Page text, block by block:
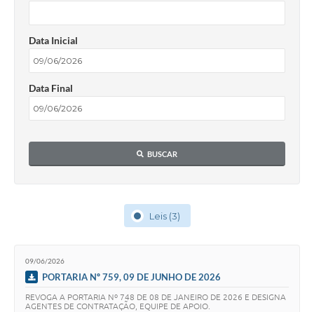
Data Inicial
Data Final
BUSCAR
Leis (3)
09/06/2026
PORTARIA Nº 759, 09 DE JUNHO DE 2026
REVOGA A PORTARIA Nº 748 DE 08 DE JANEIRO DE 2026 E DESIGNA
AGENTES DE CONTRATAÇÃO, EQUIPE DE APOIO.